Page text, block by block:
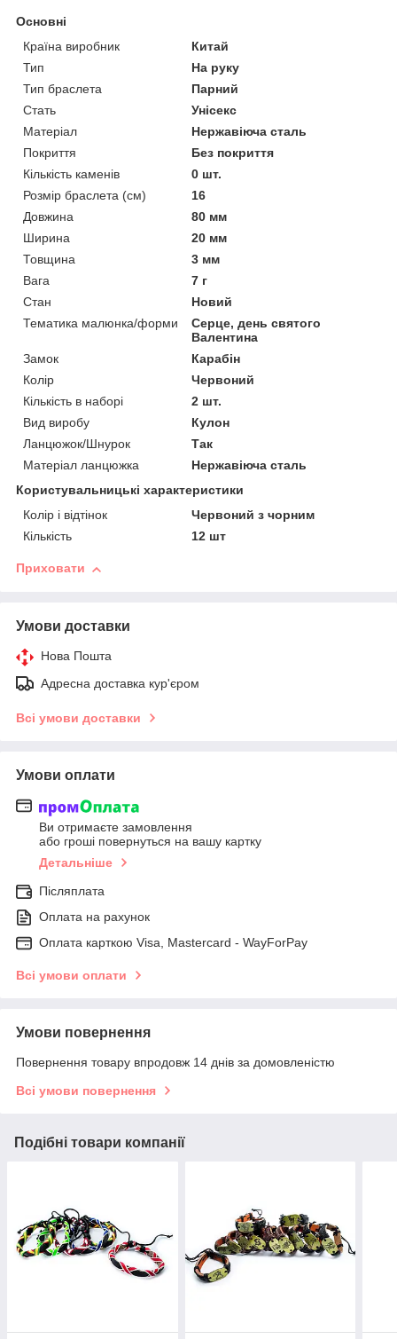
Основні
Країна виробник
Китай
Тип
На руку
Тип браслета
Парний
Стать
Унісекс
Матеріал
Нержавіюча сталь
Покриття
Без покриття
Кількість каменів
0 шт.
Розмір браслета (см)
16
Довжина
80 мм
Ширина
20 мм
Товщина
3 мм
Вага
7 г
Стан
Новий
Тематика малюнка/форми
Серце, день святого
Валентина
Замок
Карабін
Колір
Червоний
Кількість в наборі
2 шт.
Вид виробу
Кулон
Ланцюжок/Шнурок
Так
Матеріал ланцюжка
Нержавіюча сталь
Користувальницькі характеристики
Колір і відтінок
Червоний з чорним
Кількість
12 шт
Приховати
Умови доставки
Нова Пошта
Адресна доставка кур'єром
Всі умови доставки
Умови оплати
Ви отримаєте замовлення
або гроші повернуться на вашу картку
Детальніше
Післяплата
Оплата на рахунок
Оплата карткою Visa, Mastercard - WayForPay
Всі умови оплати
Умови повернення
Повернення товару впродовж 14 днів за домовленістю
Всі умови повернення
Подібні товари компанії